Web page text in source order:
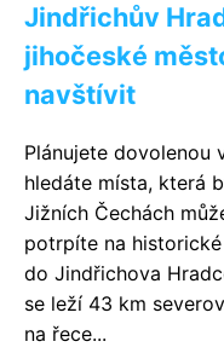
Jindřichův
jihočeské
navštívit
Plánujete dovolenou
hledáte místa, která
Jižních Čechách
potrpíte na
do Jindřichova
se leží 43 km
na řece...